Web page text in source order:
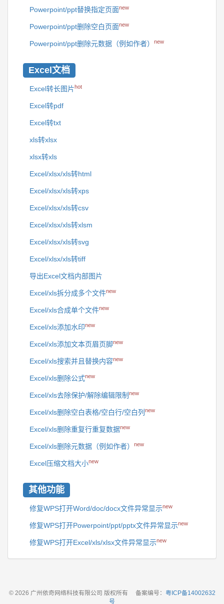
Powerpoint/ppt替换指定页面new
Powerpoint/ppt删除空白页面new
Powerpoint/ppt删除元数据（例如作者） new
Excel文档
Excel转长图片hot
Excel转pdf
Excel转txt
xls转xlsx
xlsx转xls
Excel/xlsx/xls转html
Excel/xlsx/xls转xps
Excel/xlsx/xls转csv
Excel/xlsx/xls转xlsm
Excel/xlsx/xls转svg
Excel/xlsx/xls转tiff
导出Excel文档内部图片
Excel/xls拆分成多个文件new
Excel/xls合成单个文件new
Excel/xls添加水印new
Excel/xls添加文本页眉页脚new
Excel/xls搜索并且替换内容new
Excel/xls删除公式new
Excel/xls去除保护/解除编辑限制 new
Excel/xls删除空白表格/空白行/空白列 new
Excel/xls删除重复行重复数据new
Excel/xls删除元数据（例如作者） new
Excel压缩文档大小new
其他功能
修复WPS打开Word/doc/docx文件异常显示new
修复WPS打开Powerpoint/ppt/pptx文件异常显示new
修复WPS打开Excel/xls/xlsx文件异常显示new
© 2026 广州依奇网络科技有限公司 版权所有 备案编号： 粤ICP备14002632
号